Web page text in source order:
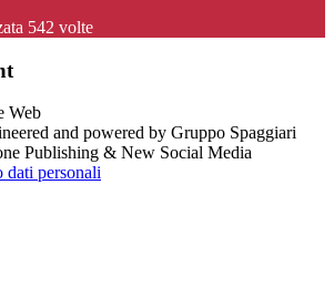
542 volte
and powered by Gruppo Spaggiari
Publishing & New Social Media
dati personali